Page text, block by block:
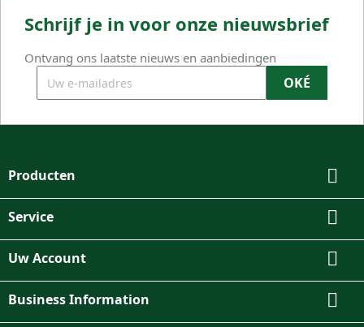
Schrijf je in voor onze nieuwsbrief
Ontvang ons laatste nieuws en aanbiedingen
Producten 
Service 
Uw Account 
Business Information 